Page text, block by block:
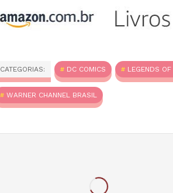
CATEGORIAS: DC COMICS LEGENDS
WARNER CHANNEL BRASIL